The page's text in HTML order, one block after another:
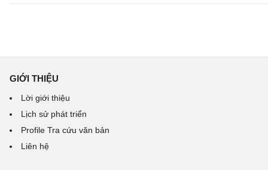
GIỚI THIỆU
Lời giới thiệu
Lịch sử phát triển
Profile Tra cứu văn bản
Liên hệ